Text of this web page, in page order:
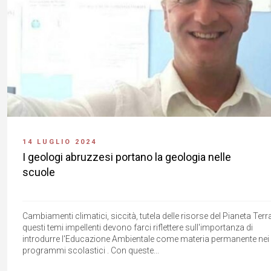
14 LUGLIO 2024
I geologi abruzzesi portano la geologia nelle
scuole
Cambiamenti climatici, siccità, tutela delle risorse del Pianeta
questi temi impellenti devono farci riflettere sull'importanza di
introdurre l'Educazione Ambientale come materia permanente nei
programmi scolastici . Con queste...